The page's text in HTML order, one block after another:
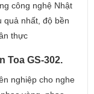
công nghệ Nhật
quả nhất, độ bền
thực
Toa GS-302.
nghiệp cho nghe